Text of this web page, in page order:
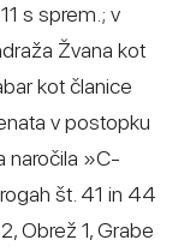
s sprem.; v
Žvana kot
kot članice
v postopku
naročila »C-
št. 41 in 44
Obrež 1, Grabe